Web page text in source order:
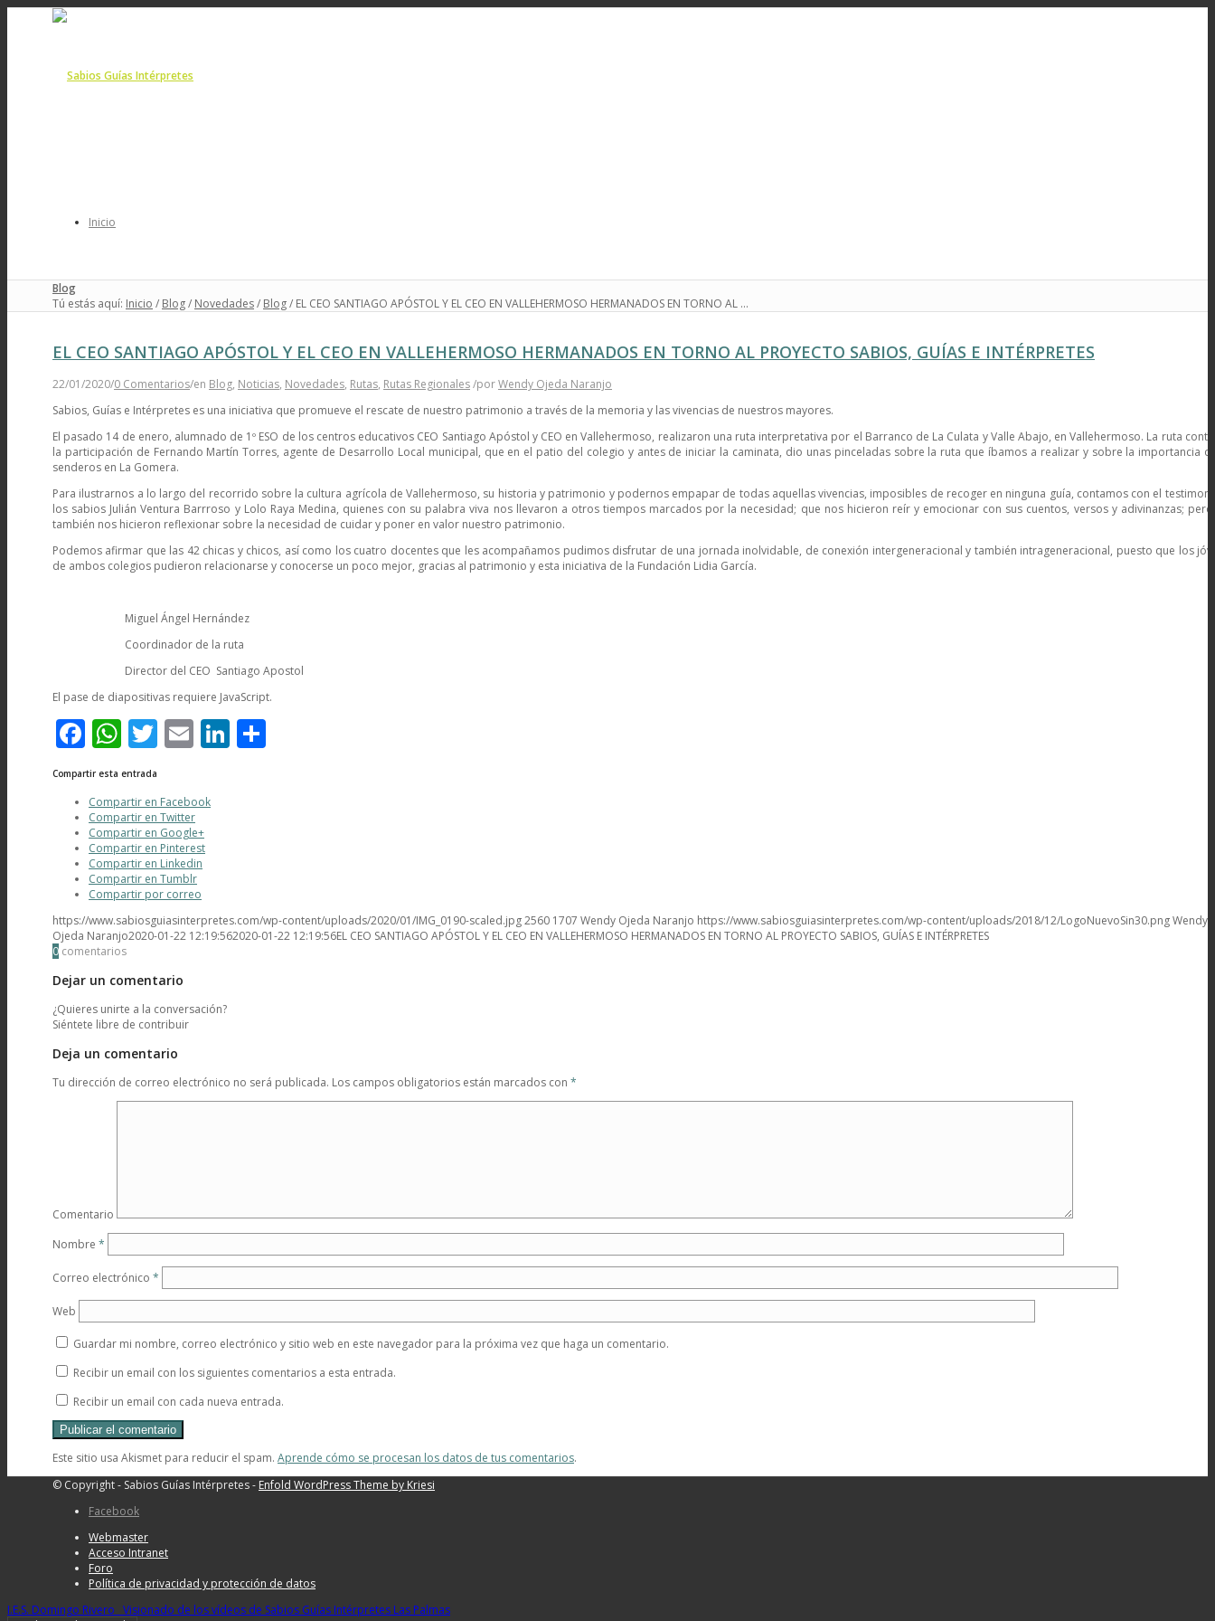
Inicio
Conócenos
Rutas
Primera Guía Insular de Gran Canaria
Segunda Guía
Tertulias del Saber
Participa
Blog
Tú estás aquí: Inicio / Blog/ Novedades/ Blog/ EL CEO SANTIAGO APÓSTOL Y EL CEO EN VALLEHERMOSO HERMANADOS EN TORNO AL ...
EL CEO SANTIAGO APÓSTOL Y EL CEO EN VALLEHERMOSO HERMANADOS EN TORNO AL PROYECTO SABIOS, GUÍAS E INTÉRPRETES
22/01/2020/0 Comentarios/en Blog, Noticias, Novedades, Rutas, Rutas Regionales/porWendy Ojeda Naranjo
Sabios, Guías e Intérpretes es una iniciativa que promueve el rescate de nuestro patrimonio a través de la memoria y las vivencias de nuestros mayores.
El pasado 14 de enero, alumnado de 1º ESO de los centros educativos CEO Santiago Apóstol y CEO en Vallehermoso, realizaron una ruta interpretativa por el Barranco de La Culata y Valle Abajo, en Vallehermoso. La ruta
la participación de Fernando Martín Torres, agente de Desarrollo Local municipal, que en el patio del colegio y antes de iniciar la caminata, dio unas pinceladas sobre la ruta que íbamos a realizar y sobre la importancia
senderos en La Gomera.
Para ilustrarnos a lo largo del recorrido sobre la cultura agrícola de Vallehermoso, su historia y patrimonio y podernos empapar de todas aquellas vivencias, imposibles de recoger en ninguna guía, contamos con el
los sabios Julián Ventura Barrroso y Lolo Raya Medina, quienes con su palabra viva nos llevaron a otros tiempos marcados por la necesidad; que nos hicieron reír y emocionar con sus cuentos, versos y adivinanzas;
también nos hicieron reflexionar sobre la necesidad de cuidar y poner en valor nuestro patrimonio.
Podemos afirmar que las 42 chicas y chicos, así como los cuatro docentes que les acompañamos pudimos disfrutar de una jornada inolvidable, de conexión intergeneracional y también intrageneracional, puesto que los
de ambos colegios pudieron relacionarse y conocerse un poco mejor, gracias al patrimonio y esta iniciativa de la Fundación Lidia García.
Miguel Ángel Hernández
Coordinador de la ruta
Director del CEO Santiago Apostol
El pase de diapositivas requiere JavaScript.
Facebook
WhatsApp
Twitter
EmailLinkedIn
Compartir esta entrada
Compartir en Facebook
Compartir en Twitter
Compartir en Google+
Compartir en Pinterest
Compartir en Linkedin
Compartir en Tumblr
Compartir por correo
https://www.sabiosguiasinterpretes.com/wp-content/uploads/2020/01/IMG_0190-scaled.jpg2560 1707 Wendy Ojeda Naranjo https://www.sabiosguiasinterpretes.com/wp-content/uploads/2018/12/LogoNuevoSin30.pngWendy
Ojeda Naranjo2020-01-22 12:19:562020-01-22 12:19:56EL CEO SANTIAGO APÓSTOL Y EL CEO EN VALLEHERMOSO HERMANADOS EN TORNO AL PROYECTO SABIOS, GUÍAS E INTÉRPRETES
0 comentarios
Dejar un comentario
¿Quieres unirte a la conversación?
Siéntete libre de contribuir
Deja un comentario
Tu dirección de correo electrónico no será publicada. Los campos obligatorios están marcados con *
Comentario
Nombre *
Correo electrónico *
Web
Guardar mi nombre, correo electrónico y sitio web en este navegador para la próxima vez que haga un comentario.
Recibir un email con los siguientes comentarios a esta entrada.
Recibir un email con cada nueva entrada.
Este sitio usa Akismet para reducir el spam. Aprende cómo se procesan los datos de tus comentarios.
© Copyright - Sabios Guías Intérpretes - Enfold WordPress Theme by Kriesi
Facebook
Webmaster
Acceso Intranet
Foro
Política de privacidad y protección de datos
I.E.S. Domingo Rivero Visionado de los vídeos de Sabios Guías Intérpretes Las Palmas